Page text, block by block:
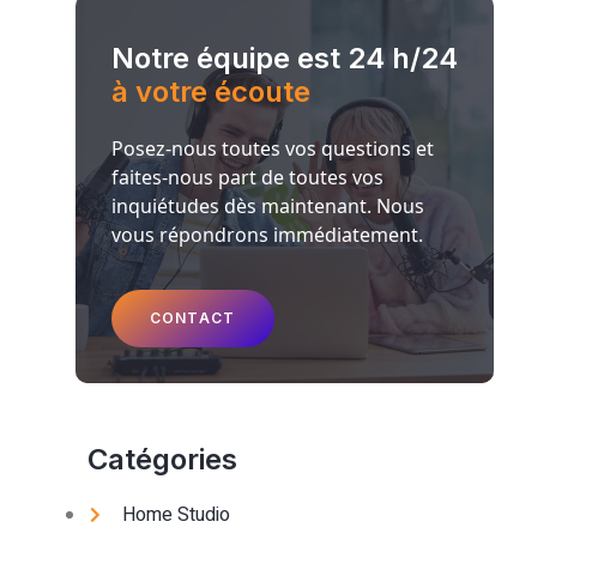
Notre équipe est 24 h/24
à votre écoute
Posez-nous toutes vos questions et
faites-nous part de toutes vos
inquiétudes dès maintenant. Nous
vous répondrons immédiatement.
CONTACT
Catégories
Home Studio